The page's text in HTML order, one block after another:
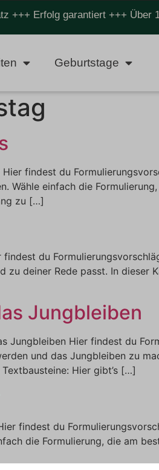
+++ Erfolg garantiert +++ Über
Geburtstage
findest du
Wähle einfach die
zu […]
du
deiner Rede passt. In dieser
Jungbleiben
Jungbleiben Hier findest du
und das Jungbleiben zu
Hier gibt’s […]
findest du
die Formulierung, die am